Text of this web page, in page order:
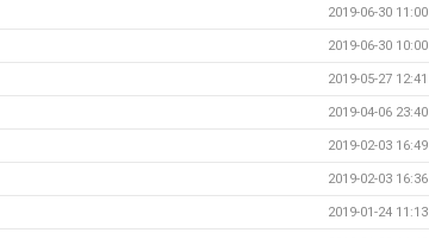
2019-06-30 11:00
2019-06-30 10:00
2019-05-27 12:41
2019-04-06 23:40
2019-02-03 16:49
2019-02-03 16:36
2019-01-24 11:13